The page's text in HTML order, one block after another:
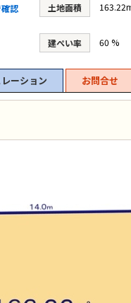
認 土地面積
建ぺい率 60 %
ーション お問合せ